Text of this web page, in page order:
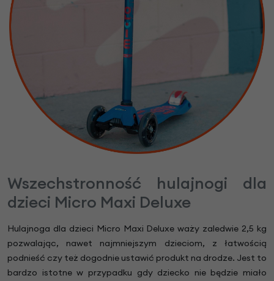
Wszechstronność hulajnogi dla
dzieci Micro Maxi Deluxe
Hulajnoga dla dzieci Micro Maxi Deluxe waży zaledwie 2,5 kg
pozwalając, nawet najmniejszym dzieciom, z łatwością
podnieść czy też dogodnie ustawić produkt na drodze. Jest to
bardzo istotne w przypadku gdy dziecko nie będzie miało